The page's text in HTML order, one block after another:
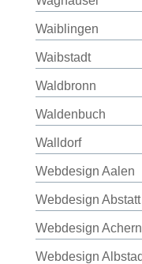
Waiblingen
Waibstadt
Waldbronn
Waldenbuch
Walldorf
Webdesign Aalen
Webdesign Abstatt
Webdesign Achern
Webdesign